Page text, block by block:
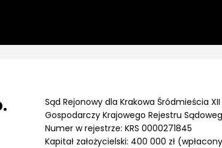
Sąd Rejonowy dla Krakowa Śródmieścia XII
Gospodarczy Krajowego Rejestru
Numer w rejestrze: KRS 0000271845
Kapitał założycielski: 400 000 zł